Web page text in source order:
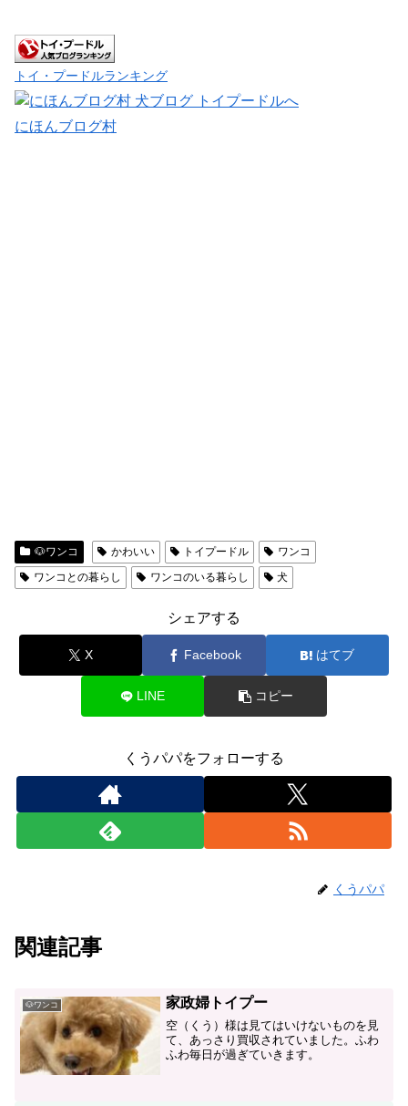
トイ・プードルランキング
にほんブログ村
🐶ワンコ かわいい トイプードル
ワンコ
ワンコとの暮らし
ワンコのいる暮らし 犬
シェアする
X Facebook はてブ
LINE コピー
くうパパをフォローする
くうパパ
関連記事
🐶ワンコ 家政婦トイプー
空（くう）様は見てはいけないものを見
て、あっさり買収されていました。ふわ
ふわ毎日が過ぎていきます。